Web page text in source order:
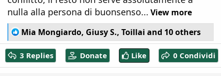
nulla alla persona di buonsenso... View more
R
e
a
c
t
Mia Mongiardo, Giusy S., Toillai and 10 others
3 Replies Donate Like 0 Condividi